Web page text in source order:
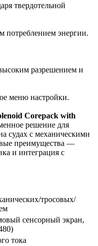
твердотельной
энергии.
разрешением и
меню настройки.
Corepack with
решение для
судах с механическими
преимущества —
и интеграция с
тросовых/
сенсорный экран,
тока